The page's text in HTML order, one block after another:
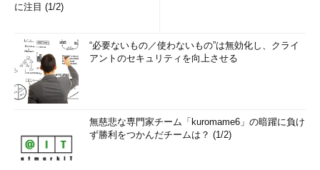
に注目 (1/2)
“必要ないもの／使わないもの”は無効化し、クライ
アントのセキュリティを向上させる
無慈悲な専門家チーム「kuromame6」の暗躍に負け
ず勝利をつかんだチームは？ (1/2)